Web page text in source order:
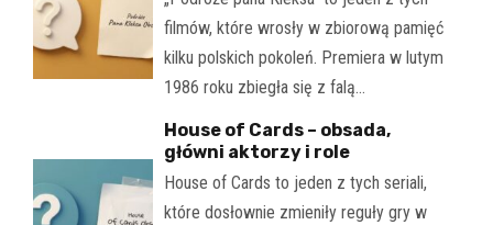
filmów, które wrosły w zbiorową pamięć
kilku polskich pokoleń. Premiera w lutym
1986 roku zbiegła się z falą…
House of Cards – obsada,
główni aktorzy i role
House of Cards to jeden z tych seriali,
które dosłownie zmieniły reguły gry w